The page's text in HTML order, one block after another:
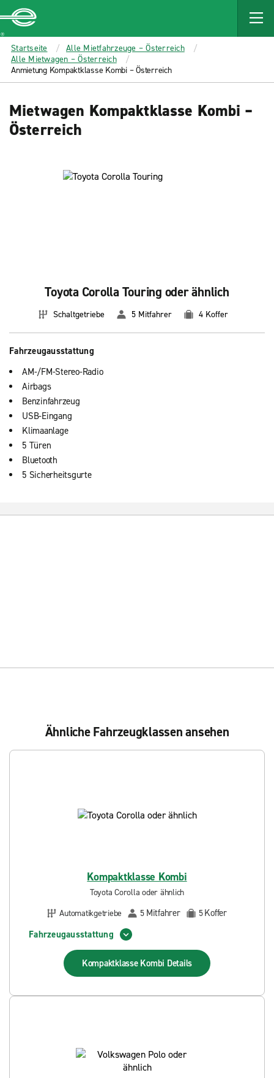
MAIN
CONTENT
Enterprise
Startseite
Alle Mietfahrzeuge – Österreich
Alle Mietwagen – Österreich
Anmietung Kompaktklasse Kombi – Österreich
Mietwagen Kompaktklasse Kombi –
Österreich
Toyota Corolla Touring oder ähnlich
Schaltgetriebe 5 Mitfahrer 4 Koffer
Fahrzeugausstattung
AM-/FM-Stereo-Radio
Airbags
Benzinfahrzeug
USB-Eingang
Klimaanlage
5 Türen
Bluetooth
5 Sicherheitsgurte
Ähnliche Fahrzeugklassen ansehen
Kompaktklasse Kombi
Toyota Corolla oder ähnlich
Automatikgetriebe
5 Mitfahrer 5Koffer
Fahrzeugausstattung
Kompaktklasse Kombi Details